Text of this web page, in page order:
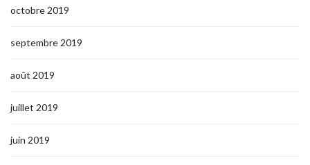
octobre 2019
septembre 2019
août 2019
juillet 2019
juin 2019